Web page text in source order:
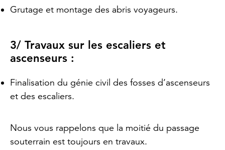
Grutage et montage des abris voyageurs.
3/ Travaux sur les escaliers et
ascenseurs :
Finalisation du génie civil des fosses d’ascenseurs
et des escaliers.
Nous vous rappelons que la moitié du passage
souterrain est toujours en travaux.